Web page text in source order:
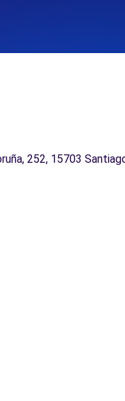
252, 15703